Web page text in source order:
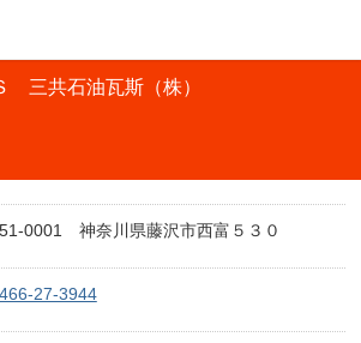
三共石油瓦斯（株）
0001 神奈川県藤沢市西富５３０
27-3944